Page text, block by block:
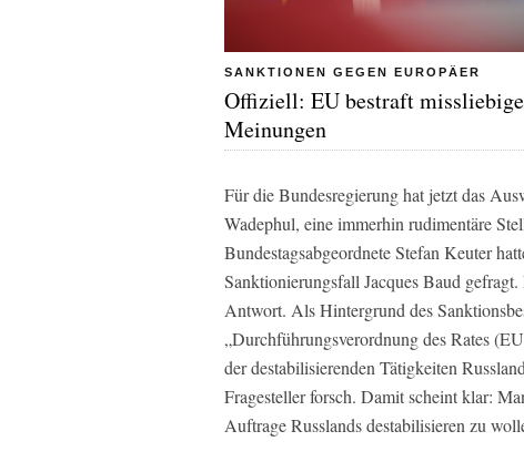
SANKTIONEN GEGEN EUROPÄER
Offiziell: EU bestraft missliebige
Meinungen
Für die Bundesregierung hat jetzt das
Wadephul, eine immerhin rudimentäre
Bundestagsabgeordnete Stefan Keuter
Sanktionierungsfall Jacques Baud
Antwort. Als Hintergrund des
„Durchführungsverordnung des Rates
der destabilisierenden Tätigkeiten
Fragesteller forsch. Damit scheint klar:
Auftrage Russlands destabilisieren zu